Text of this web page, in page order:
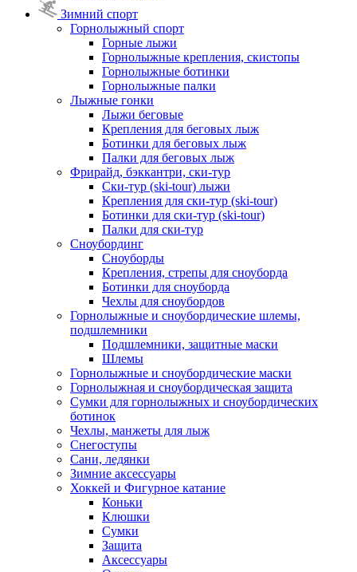
Зимний спорт
Горнолыжный спорт
Горные лыжи
Горнолыжные крепления, скистопы
Горнолыжные ботинки
Горнолыжные палки
Лыжные гонки
Лыжи беговые
Крепления для беговых лыж
Ботинки для беговых лыж
Палки для беговых лыж
Фрирайд, бэккантри, ски-тур
Ски-тур (ski-tour) лыжи
Крепления для ски-тур (ski-tour)
Ботинки для ски-тур (ski-tour)
Палки для ски-тур
Сноубординг
Сноуборды
Крепления, стрепы для сноуборда
Ботинки для сноуборда
Чехлы для сноубордов
Горнолыжные и сноубордические шлемы,
подшлемники
Подшлемники, защитные маски
Шлемы
Горнолыжные и сноубордические маски
Горнолыжная и сноубордическая защита
Сумки для горнолыжных и сноубордических
ботинок
Чехлы, манжеты для лыж
Снегоступы
Сани, ледянки
Зимние аксессуары
Хоккей и Фигурное катание
Коньки
Клюшки
Сумки
Защита
Аксессуары